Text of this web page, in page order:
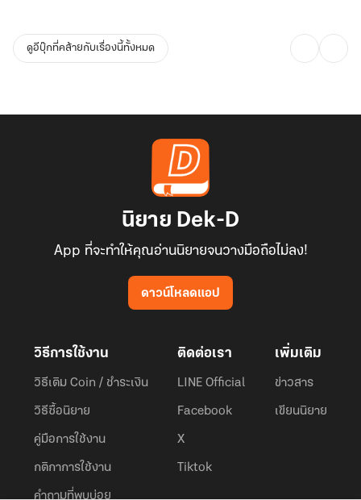
ดูอีบุ๊กที่คล้ายกับเรื่องนี้ทั้งหมด
นิยาย Dek-D
App ที่จะทำให้คุณอ่านนิยายจนวางมือถือไม่ลง!
ดาวน์โหลดแอป
วิธีการใช้งาน
วิธีเติม Coin / ชำระเงิน
วิธีซื้อนิยาย
คู่มือการใช้งาน
กติกาการใช้งาน
คำถามที่พบบ่อย
ติดต่อเรา
LINE Official
Facebook
X
Tiktok
เพิ่มเติม
ข่าวสาร
เขียนนิยาย